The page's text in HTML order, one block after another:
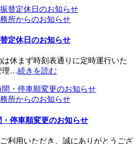
所からのお知らせ
定休日のお知らせ
は休まず時刻表通りに定時運行いた
理…続きを読む
所からのお知らせ
停車順変更のお知らせ
利用いただき、誠にありがとうござ